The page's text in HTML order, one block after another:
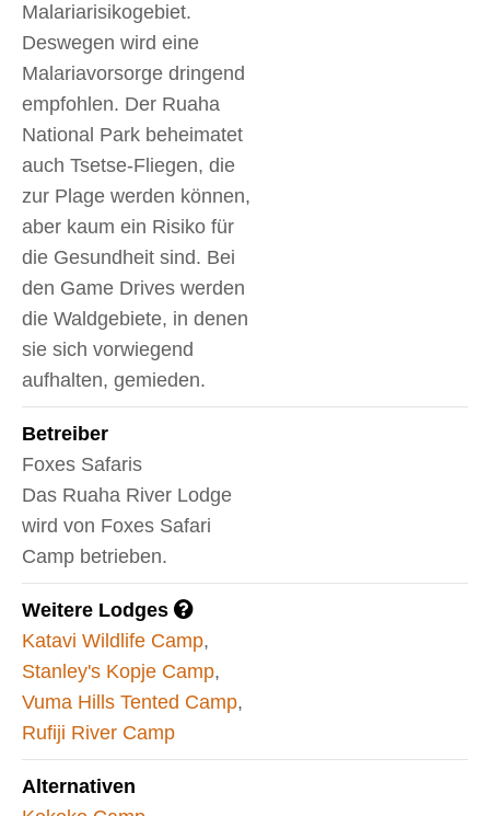
Malariarisikogebiet.
Deswegen wird eine
Malariavorsorge dringend
empfohlen. Der Ruaha
National Park beheimatet
auch Tsetse-Fliegen, die
zur Plage werden können,
aber kaum ein Risiko für
die Gesundheit sind. Bei
den Game Drives werden
die Waldgebiete, in denen
sie sich vorwiegend
aufhalten, gemieden.
Betreiber
Foxes Safaris
Das Ruaha River Lodge
wird von Foxes Safari
Camp betrieben.
Weitere Lodges
Katavi Wildlife Camp,
Stanley's Kopje Camp,
Vuma Hills Tented Camp,
Rufiji River Camp
Alternativen